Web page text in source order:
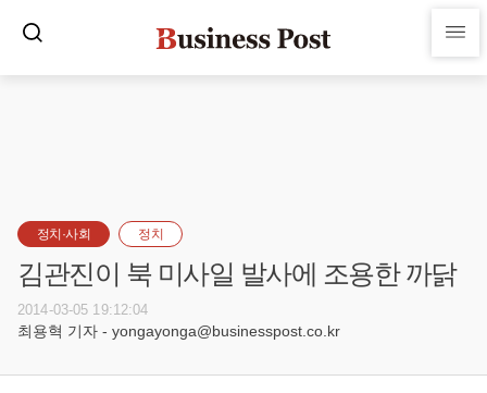
정치·사회 정치
김관진이 북 미사일 발사에 조용한 까닭
2014-03-05 19:12:04
최용혁 기자 - yongayonga@businesspost.co.kr